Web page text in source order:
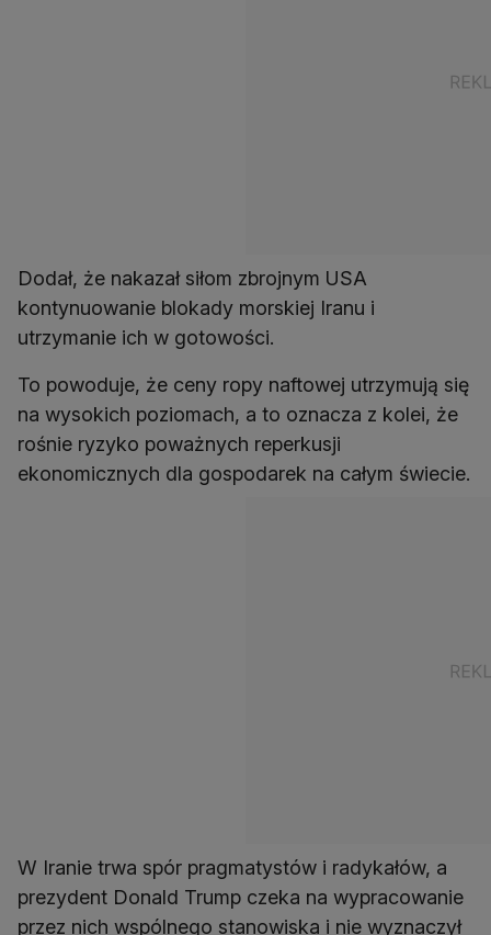
Dodał, że nakazał siłom zbrojnym USA
kontynuowanie blokady morskiej Iranu i
utrzymanie ich w gotowości.
To powoduje, że ceny ropy naftowej utrzymują się
na wysokich poziomach, a to oznacza z kolei, że
rośnie ryzyko poważnych reperkusji
ekonomicznych dla gospodarek na całym świecie.
W Iranie trwa spór pragmatystów i radykałów, a
prezydent Donald Trump czeka na wypracowanie
przez nich wspólnego stanowiska i nie wyznaczył